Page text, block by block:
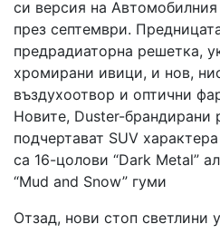
си версия на
през септември.
предрадиаторна решетка,
хромирани ивици, и нов,
въздухоотвор и оптични
Новите, Duster-брандирани
подчертават SUV
са 16-цолови “Dark Metal”
“Mud and Snow” гуми
Отзад, нови стоп светлини